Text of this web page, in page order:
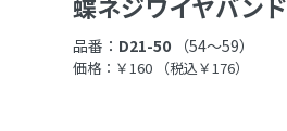
品番： D21-50 （54〜59）
価格：￥160 （税込￥176）